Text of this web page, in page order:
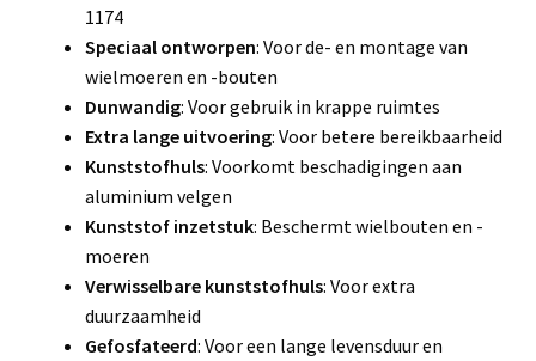
1174
Speciaal ontworpen: Voor de- en montage van
wielmoeren en -bouten
Dunwandig: Voor gebruik in krappe ruimtes
Extra lange uitvoering: Voor betere bereikbaarheid
Kunststofhuls: Voorkomt beschadigingen aan
aluminium velgen
Kunststof inzetstuk: Beschermt wielbouten en -
moeren
Verwisselbare kunststofhuls: Voor extra
duurzaamheid
Gefosfateerd: Voor een lange levensduur en